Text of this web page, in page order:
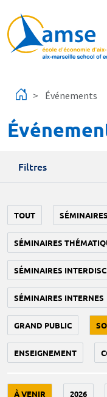
Événements
Filtres
TOUT
SÉMINAIRES
SÉMINAIRES
SÉMINAIRES INTERNES
GRAND PUBLIC
ENSEIGNEMENT
À VENIR 2026